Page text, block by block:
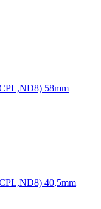
58mm
40,5mm